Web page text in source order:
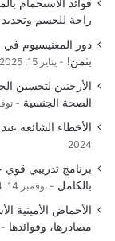
فوائد الاستحمام
راحة للجسم
دور المغنيسيوم في
بثمن!
يناير 15, 2025
الأرجنين لتحسين
الصحة الجنسية
نوفمبر
الأخطاء الشائعة
2024
برنامج تدريبي
بالكامل
نوفمبر 14, 2024
مصادرها، وفوائدها